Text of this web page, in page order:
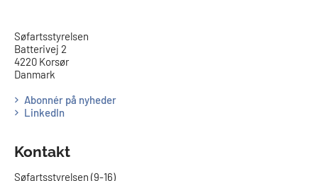
​​Søfartsstyrelsen
Batterivej 2
4220 Korsør
Danmark
Abonnér på nyheder
LinkedIn
Kontakt
Søfartsstyrelsen (9-16)